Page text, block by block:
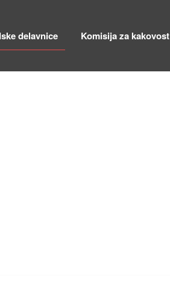
delavnice Komisija za kakovost